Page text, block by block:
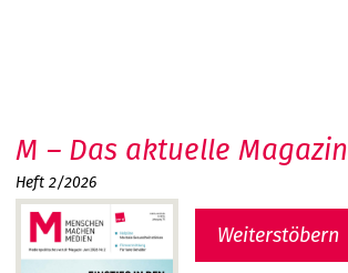
M – Das aktuelle Magazin
Heft 2/2026
Weiterstöbern